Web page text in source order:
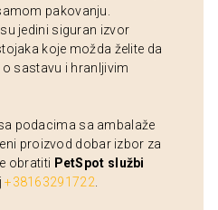
pakovanju.
jedini siguran izvor
koje možda želite da
sastavu i hranljivim
podacima sa ambalaže
proizvod dobar izbor za
obratiti PetSpot službi
+38163291722